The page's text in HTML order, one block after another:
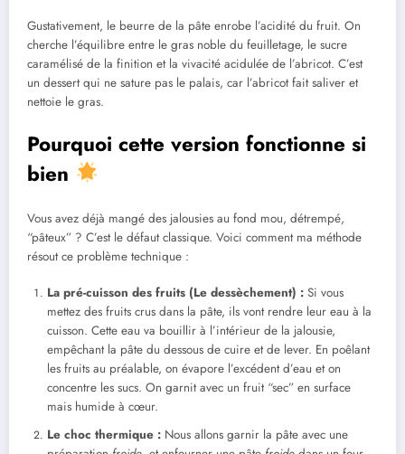
Gustativement, le beurre de la pâte enrobe l’acidité du fruit. On
cherche l’équilibre entre le gras noble du feuilletage, le sucre
caramélisé de la finition et la vivacité acidulée de l’abricot. C’est
un dessert qui ne sature pas le palais, car l’abricot fait saliver et
nettoie le gras.
Pourquoi cette version fonctionne si
bien
Vous avez déjà mangé des jalousies au fond mou, détrempé,
“pâteux” ? C’est le défaut classique. Voici comment ma méthode
résout ce problème technique :
La pré-cuisson des fruits (Le dessèchement) : Si vous
mettez des fruits crus dans la pâte, ils vont rendre leur eau à la
cuisson. Cette eau va bouillir à l’intérieur de la jalousie,
empêchant la pâte du dessous de cuire et de lever. En poêlant
les fruits au préalable, on évapore l’excédent d’eau et on
concentre les sucs. On garnit avec un fruit “sec” en surface
mais humide à cœur.
Le choc thermique : Nous allons garnir la pâte avec une